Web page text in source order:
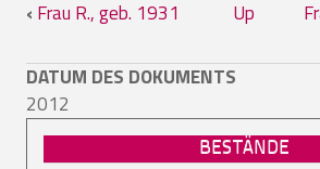
‹ Frau R., geb. 1931 Up
DATUM DES DOKUMENTS
2012
BESTÄNDE